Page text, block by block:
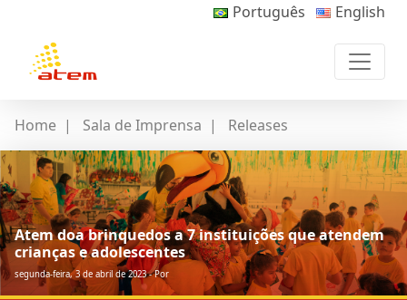
Português English
Home | Sala de Imprensa | Releases
Atem doa brinquedos a 7 instituições que atendem
crianças e adolescentes
segunda-feira, 3 de abril de 2023 - Por